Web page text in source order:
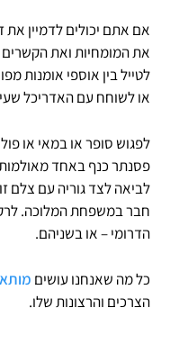
אם אתם יכולים לדמיין את
את המומחיות ואת הקשרים
לטייל בין אוספי אומנות
או לשוחח עם האדריכל
לפגוש סופר או במאי או
פסנתר כנף באחד
לביאה לצד גוריה עם צלם
חבר במשפחת המלוכה.
הדרומי – או בשניהם.
כל מה שאנחנו עושים
הצרכים והרצונות שלו.